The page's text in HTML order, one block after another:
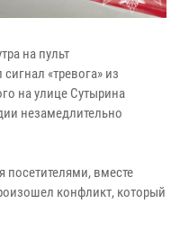
на пульт
«тревога» из
на улице Сутырина
незамедлительно
посетителями, вместе
конфликт, который